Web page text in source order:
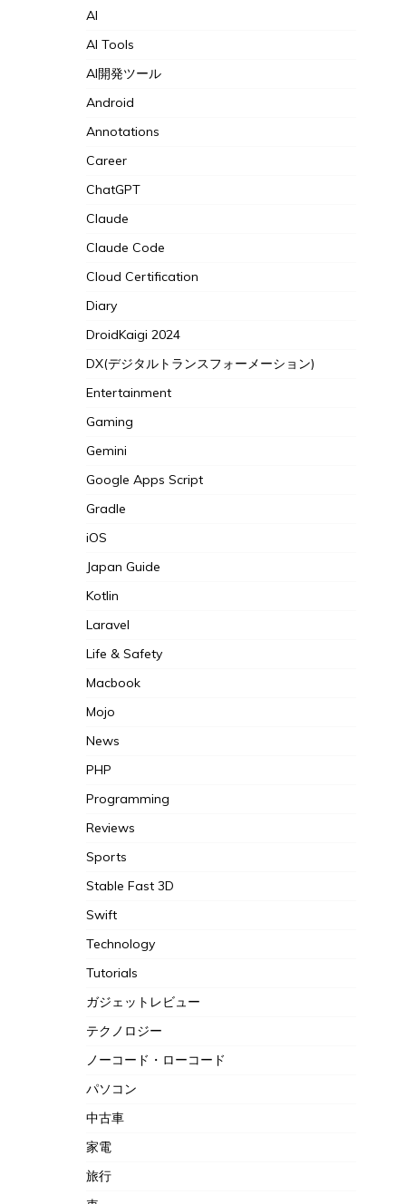
AI
AI Tools
AI開発ツール
Android
Annotations
Career
ChatGPT
Claude
Claude Code
Cloud Certification
Diary
DroidKaigi 2024
DX(デジタルトランスフォーメーション)
Entertainment
Gaming
Gemini
Google Apps Script
Gradle
iOS
Japan Guide
Kotlin
Laravel
Life & Safety
Macbook
Mojo
News
PHP
Programming
Reviews
Sports
Stable Fast 3D
Swift
Technology
Tutorials
ガジェットレビュー
テクノロジー
ノーコード・ローコード
パソコン
中古車
家電
旅行